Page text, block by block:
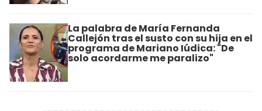
La palabra de María Fernanda
Callejón tras el susto con su hija en el
programa de Mariano Iúdica: "De
solo acordarme me paralizo"